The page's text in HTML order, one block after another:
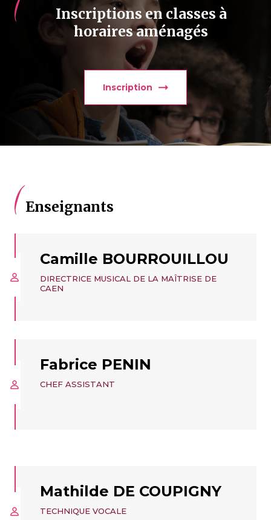
Inscriptions en classes à
horaires aménagés
Inscription
Enseignants
Camille BOURROUILLOU
DIRECTRICE MUSICAL DE LA MAÎTRISE DE
CAEN
Fabrice PENIN
CHEF ASSISTANT
Mathilde DE COUPIGNY
TECHNIQUE VOCALE